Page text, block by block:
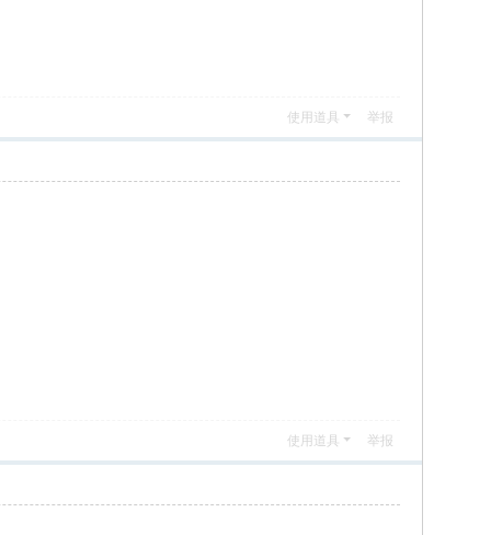
使用道具 举报
使用道具 举报